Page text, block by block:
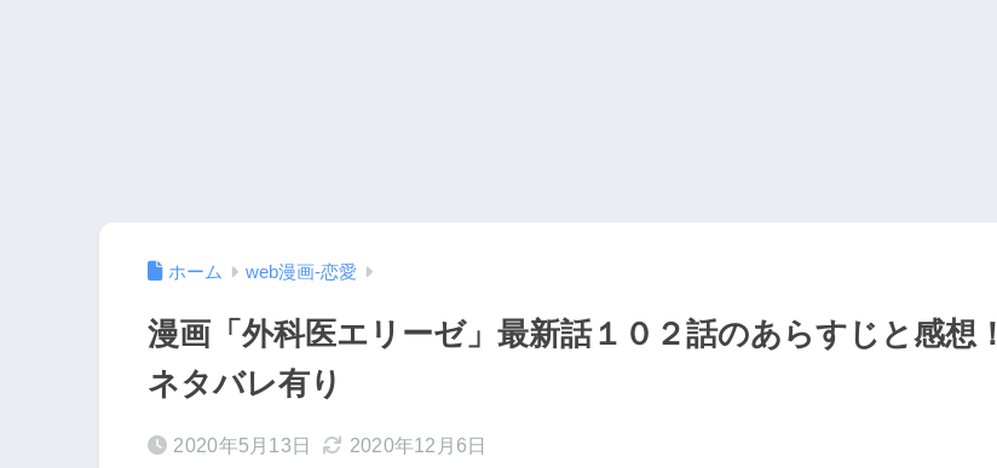
ホーム web漫画-恋愛
漫画「外科医エリーゼ」最新話１０２話のあらすじと感想！
ネタバレ有り
2020年5月13日 2020年12月6日